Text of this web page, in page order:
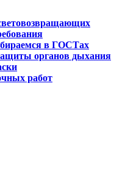
в ГОСТах
органов дыхания
работ